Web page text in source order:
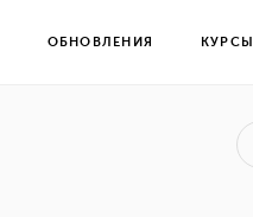
ОБНОВЛЕНИЯ КУРСЫ